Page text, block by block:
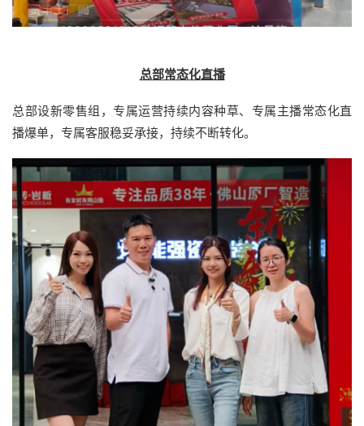
总部常态化直播
总部设新零售组，专属运营持续内容种草、专属主播常态化直
播爆单，专属客服稳妥承接，持续不断转化。